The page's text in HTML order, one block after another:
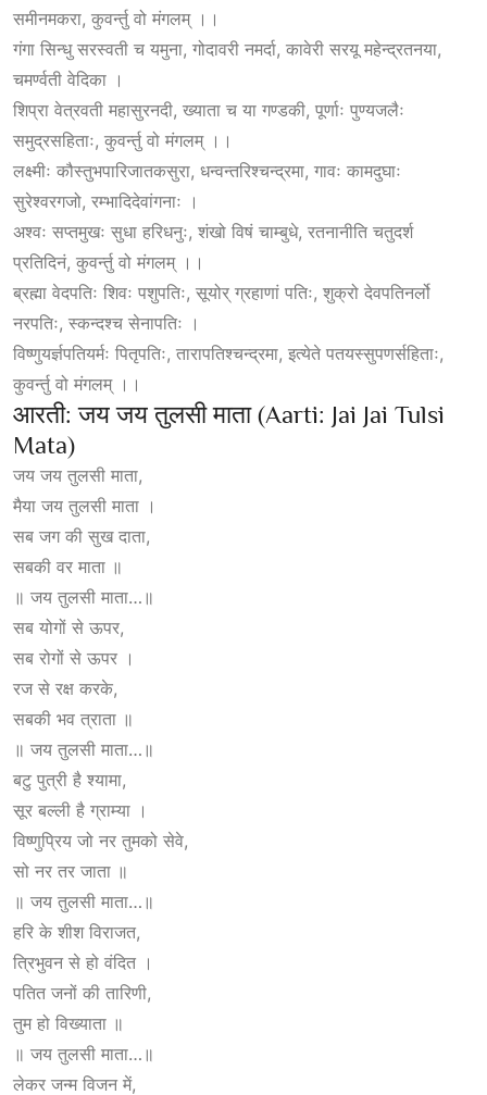
समीनमकरा, कुवर्न्तु वो मंगलम् ।।
गंगा सिन्धु सरस्वती च यमुना, गोदावरी नमर्दा, कावेरी सरयू महेन्द्रतनया,
चमर्ण्वती वेदिका ।
शिप्रा वेत्रवती महासुरनदी, ख्याता च या गण्डकी, पूर्णाः पुण्यजलैः
समुद्रसहिताः, कुवर्न्तु वो मंगलम् ।।
लक्ष्मीः कौस्तुभपारिजातकसुरा, धन्वन्तरिश्चन्द्रमा, गावः कामदुघाः
सुरेश्वरगजो, रम्भादिदेवांगनाः ।
अश्वः सप्तमुखः सुधा हरिधनुः, शंखो विषं चाम्बुधे, रतनानीति चतुदर्श
प्रतिदिनं, कुवर्न्तु वो मंगलम् ।।
ब्रह्मा वेदपतिः शिवः पशुपतिः, सूयोर् ग्रहाणां पतिः, शुक्रो देवपतिनर्लो
नरपतिः, स्कन्दश्च सेनापतिः ।
विष्णुयर्ज्ञपतियर्मः पितृपतिः, तारापतिश्चन्द्रमा, इत्येते पतयस्सुपणर्सहिताः,
कुवर्न्तु वो मंगलम् ।।
आरती: जय जय तुलसी माता (Aarti: Jai Jai Tulsi
Mata)
जय जय तुलसी माता,
मैया जय तुलसी माता ।
सब जग की सुख दाता,
सबकी वर माता ॥
॥ जय तुलसी माता…॥
सब योगों से ऊपर,
सब रोगों से ऊपर ।
रज से रक्ष करके,
सबकी भव त्राता ॥
॥ जय तुलसी माता…॥
बटु पुत्री है श्यामा,
सूर बल्ली है ग्राम्या ।
विष्णुप्रिय जो नर तुमको सेवे,
सो नर तर जाता ॥
॥ जय तुलसी माता…॥
हरि के शीश विराजत,
त्रिभुवन से हो वंदित ।
पतित जनों की तारिणी,
तुम हो विख्याता ॥
॥ जय तुलसी माता…॥
लेकर जन्म विजन में,